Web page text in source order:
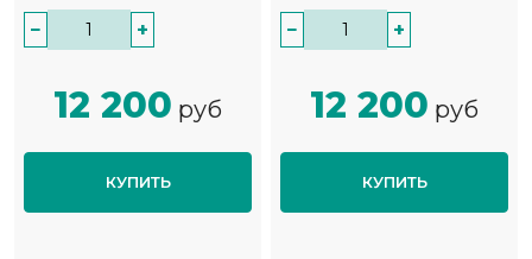
− +
12 200 руб
КУПИТЬ
− +
12 200 руб
КУПИТЬ